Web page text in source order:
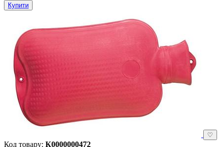
Купити
♡
Код товару: К0000000472